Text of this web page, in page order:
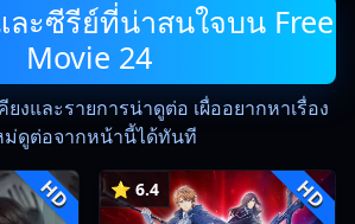
ะซีรีย์ที่น่าสนใจบน Free
Movie 24
ยงและรายการน่าดูต่อ เผื่ออยากหาเรื่อง
ม่ดูต่อจากหน้านี้ได้ทันที
HD ⭐ 6.4 HD